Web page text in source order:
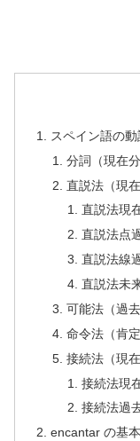
スペイン語の
分詞（現在
直説法（現
直説法現
直説法点
直説法線
直説法未
可能法（過去
命令法（肯定
接続法（現在
接続法現
接続法過
encantar の基